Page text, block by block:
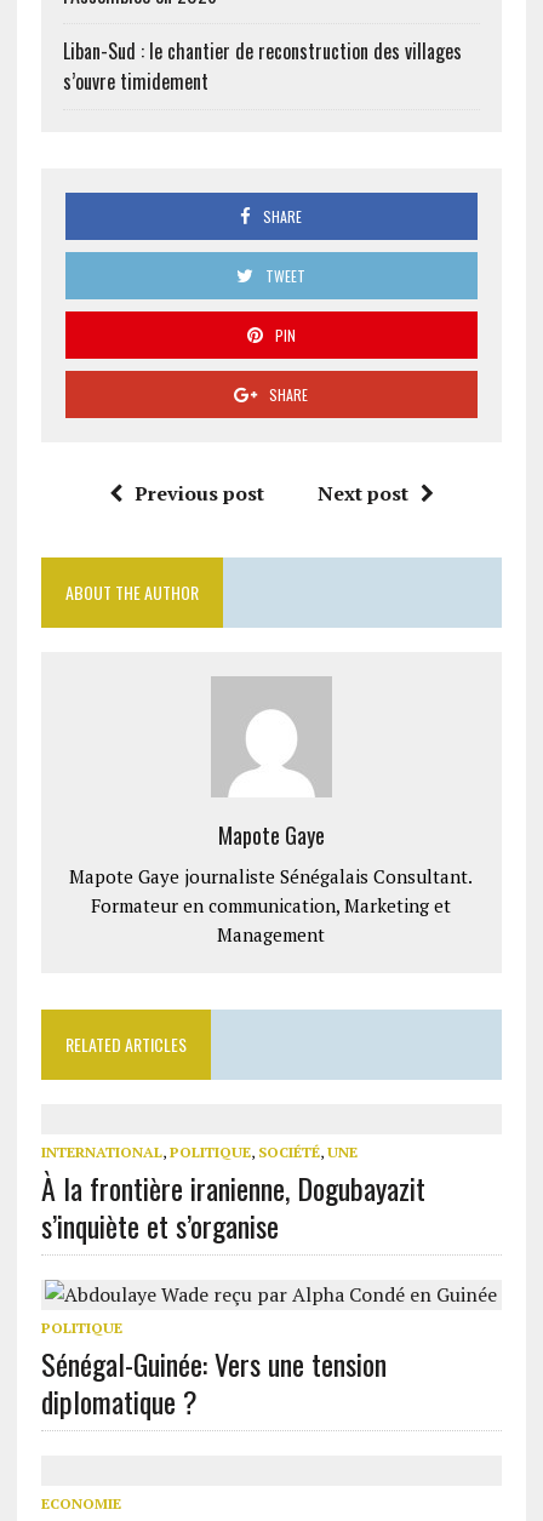
Liban-Sud : le chantier de reconstruction des villages
s’ouvre timidement
SHARE
TWEET
PIN
SHARE
Previous post Next post
ABOUT THE AUTHOR
Mapote Gaye
Mapote Gaye journaliste Sénégalais Consultant.
Formateur en communication, Marketing et
Management
RELATED ARTICLES
INTERNATIONAL, POLITIQUE, SOCIÉTÉ, UNE
À la frontière iranienne, Dogubayazit
s’inquiète et s’organise
POLITIQUE
Sénégal-Guinée: Vers une tension
diplomatique ?
ECONOMIE